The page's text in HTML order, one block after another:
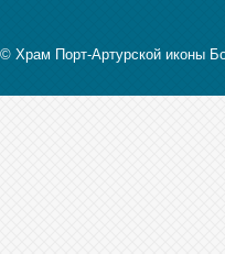
© Храм Порт-Артурской иконы